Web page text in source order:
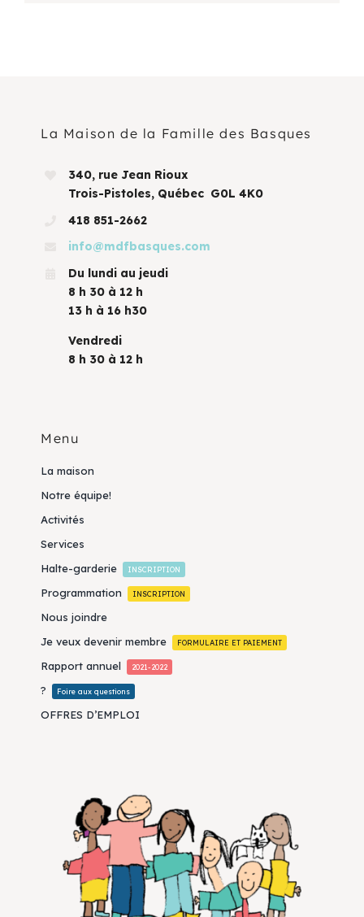
La Maison de la Famille des Basques
340, rue Jean Rioux
Trois-Pistoles, Québec G0L 4K0
418 851-2662
info@mdfbasques.com
Du lundi au jeudi
8 h 30 à 12 h
13 h à 16 h30
Vendredi
8 h 30 à 12 h
Menu
La maison
Notre équipe!
Activités
Services
Halte-garderie
INSCRIPTION
Programmation INSCRIPTION
Nous joindre
Je veux devenir membre
FORMULAIRE ET PAIEMENT
Rapport annuel 2021-2022
? Foire aux questions
OFFRES D’EMPLOI